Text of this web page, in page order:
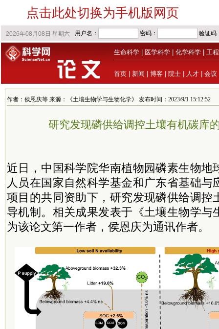
点击此处切换为手机版网页
生命科学 医学科学 化学科学 工
首页 新闻 博客 院士 人才 会议
作者：侯恩庆等 来源：《土壤生物学与生物化学》 发布时间：2023/9/1 15:12:52
研究发现磷供给调控土壤有机碳库
近日，中国科学院华南植物园磷素生物地
人员在国家自然科学基金和广东省基础与
项目的共同资助下，研究发现磷供给调控
导机制。相关成果发表于《土壤生物学与
为该论文第一作者，侯恩庆为通讯作者。